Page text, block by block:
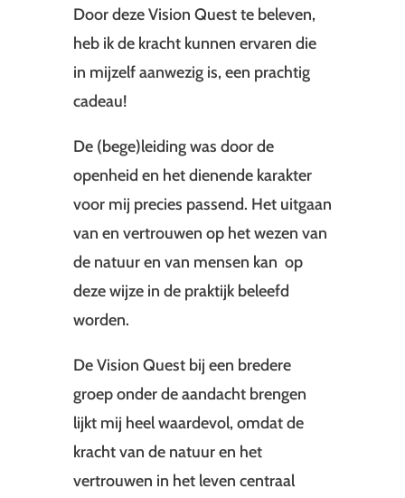
Door deze Vision Quest te beleven,
heb ik de kracht kunnen ervaren die
in mijzelf aanwezig is, een prachtig
cadeau!
De (bege)leiding was door de
openheid en het dienende karakter
voor mij precies passend. Het uitgaan
van en vertrouwen op het wezen van
de natuur en van mensen kan op
deze wijze in de praktijk beleefd
worden.
De Vision Quest bij een bredere
groep onder de aandacht brengen
lijkt mij heel waardevol, omdat de
kracht van de natuur en het
vertrouwen in het leven centraal